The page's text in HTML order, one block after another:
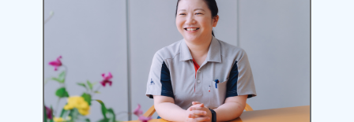
を作り最新の情報を入力して更新し、自分
の中のレジリエンスを強化し、周囲を俯瞰
しながら自分の立ち位置でできること、一
つ一つ取り組んでいきましょう。